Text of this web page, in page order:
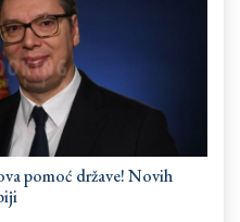
pomoć države! Novih